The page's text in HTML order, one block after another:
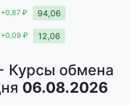
Курсы обмена
06.08.2026
+0,87 ₽ 94,06
+0,09 ₽ 12,06